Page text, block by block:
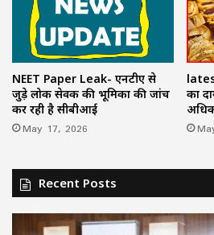
NEET Paper Leak- एनटीए से
जुड़े लोक सेवक की भूमिका की जांच
कर रही है सीबीआई
May 17, 2026
का
Recent Posts